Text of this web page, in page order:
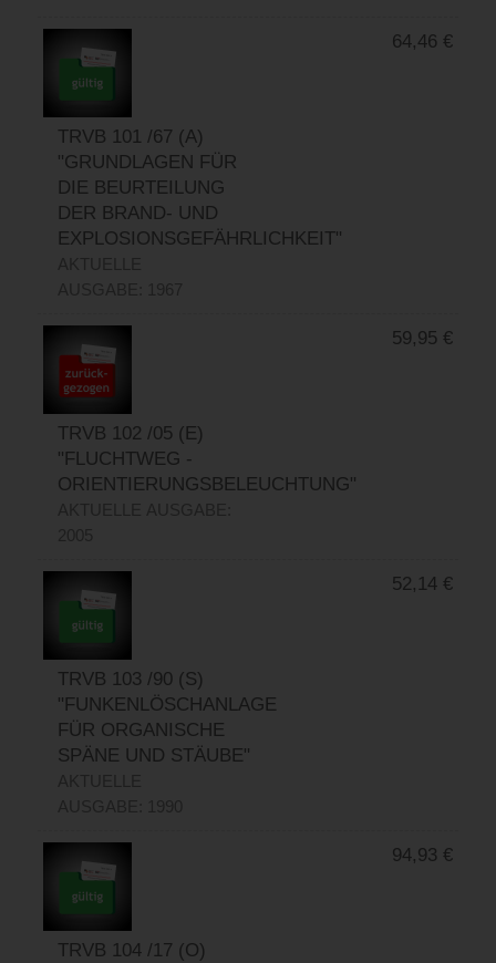
TRVB 101 /67 (A)
"GRUNDLAGEN FÜR
DIE BEURTEILUNG
DER BRAND- UND
EXPLOSIONSGEFÄHRLICHKEIT"
64,46 €
TRVB 102 /05 (E)
"FLUCHTWEG -
ORIENTIERUNGSBELEUCHTUNG"
59,95 €
TRVB 103 /90 (S)
"FUNKENLÖSCHANLAGE
FÜR ORGANISCHE
SPÄNE UND STÄUBE"
52,14 €
TRVB 104 /17 (O)
94,93 €